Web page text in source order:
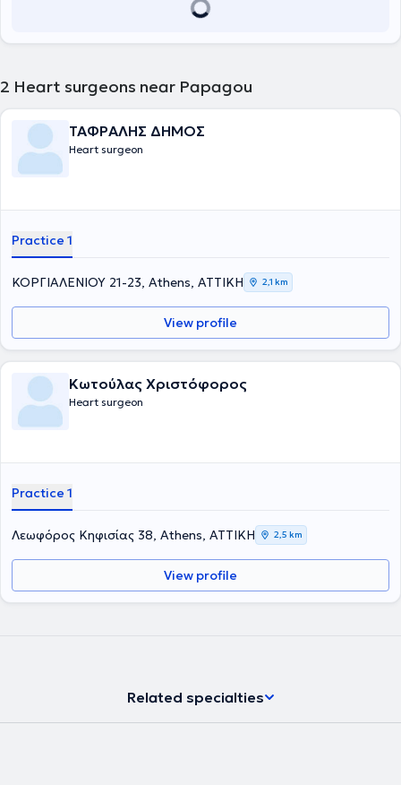
2 Heart surgeons near Papagou
ΤΑΦΡΑΛΗΣ ΔΗΜΟΣ
Heart surgeon
Practice 1
ΚΟΡΓΙΑΛΕΝΙΟΥ 21-23, Athens, ΑΤΤΙΚΗ 2,1 km
View profile
Κωτούλας Χριστόφορος
Heart surgeon
Practice 1
Λεωφόρος Κηφισίας 38, Athens, ΑΤΤΙΚΗ 2,5 km
View profile
Related specialties